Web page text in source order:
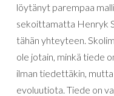
löytänyt parempaa
sekoittamatta Henryk
tähän yhteyteen.
ole jotain, minkä tiede
ilman tiedettäkin,
evoluutiota. Tiede on